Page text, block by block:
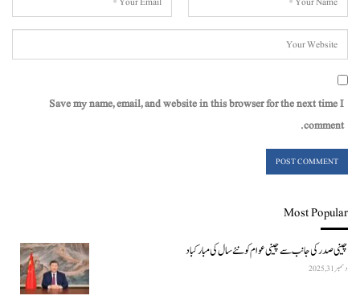
Save my name, email, and website in this browser for the next time I
comment.
Most Popular
چینی صدر کی جانب سے چینی عوام کو نئے سال کی مبارکباد
دسمبر 31, 2025